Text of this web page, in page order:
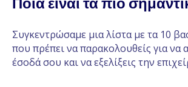
Συγκεντρώσαμε μια λίστα με τα 10
που πρέπει να παρακολουθείς για να
έσοδά σου και να εξελίξεις την